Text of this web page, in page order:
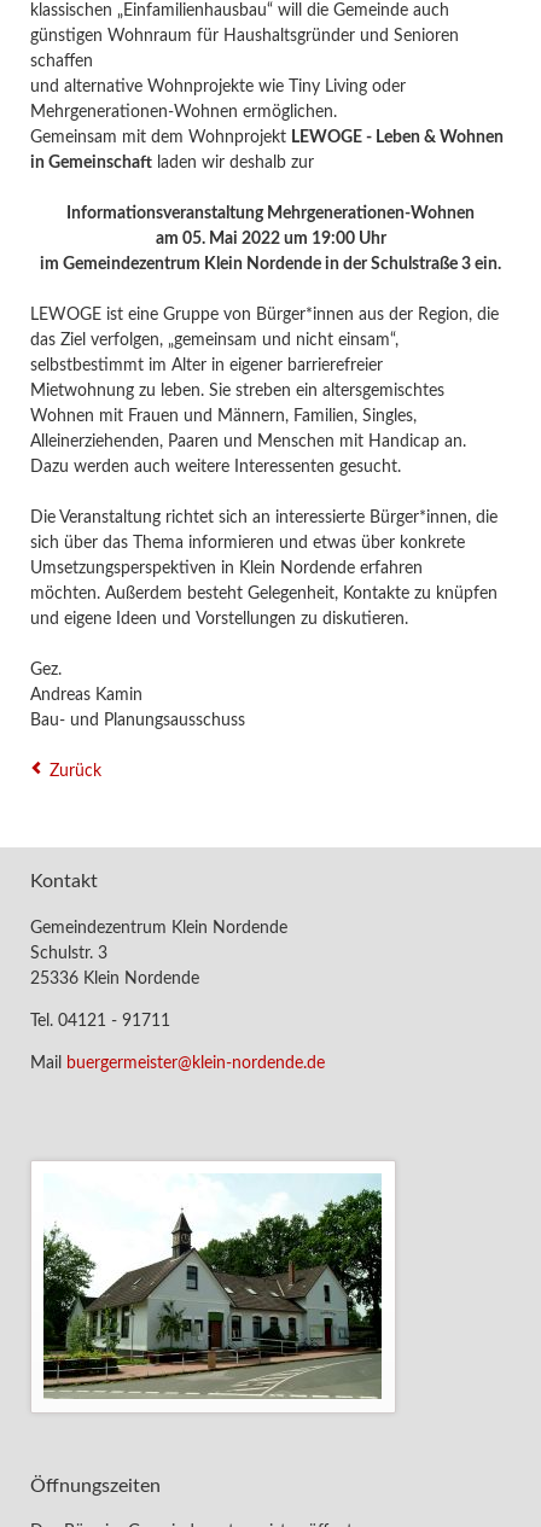
klassischen „Einfamilienhausbau“ will die Gemeinde auch
günstigen Wohnraum für Haushaltsgründer und Senioren
schaffen
und alternative Wohnprojekte wie Tiny Living oder
Mehrgenerationen-Wohnen ermöglichen.
Gemeinsam mit dem Wohnprojekt LEWOGE - Leben & Wohnen
in Gemeinschaft laden wir deshalb zur
Informationsveranstaltung Mehrgenerationen-Wohnen
am 05. Mai 2022 um 19:00 Uhr
im Gemeindezentrum Klein Nordende in der Schulstraße 3 ein.
LEWOGE ist eine Gruppe von Bürger*innen aus der Region, die
das Ziel verfolgen, „gemeinsam und nicht einsam“,
selbstbestimmt im Alter in eigener barrierefreier
Mietwohnung zu leben. Sie streben ein altersgemischtes
Wohnen mit Frauen und Männern, Familien, Singles,
Alleinerziehenden, Paaren und Menschen mit Handicap an.
Dazu werden auch weitere Interessenten gesucht.
Die Veranstaltung richtet sich an interessierte Bürger*innen, die
sich über das Thema informieren und etwas über konkrete
Umsetzungsperspektiven in Klein Nordende erfahren
möchten. Außerdem besteht Gelegenheit, Kontakte zu knüpfen
und eigene Ideen und Vorstellungen zu diskutieren.
Gez.
Andreas Kamin
Bau- und Planungsausschuss
Zurück
Kontakt
Gemeindezentrum Klein Nordende
Schulstr. 3
25336 Klein Nordende
Tel. 04121 - 91711
Mail buergermeister@klein-nordende.de
Öffnungszeiten